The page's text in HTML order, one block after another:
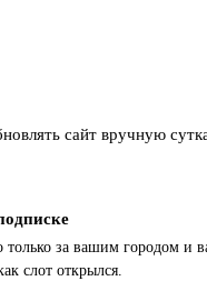
сайт вручную
только за вашим городом и
слот открылся.